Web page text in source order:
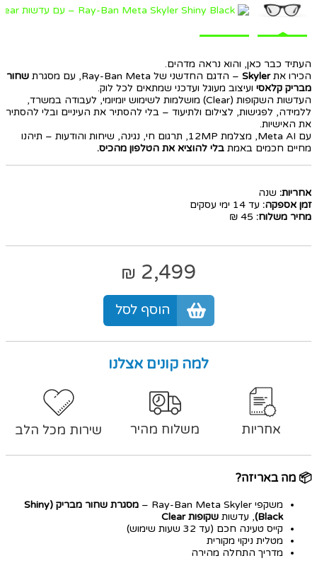
העתיד כבר כאן, והוא נראה מדהים.
הכירו אתSkyler – הדגם החדשני של Ray-Ban Meta, עם מסגרת
שחור
מבריק קלאסי ועיצוב מעוגל ועדכני שמתאים לכל לוק.
העדשות השקופות (Clear) מושלמות לשימוש יומיומי, לעבודה במשרד,
ללמידה, לפגישות, לצילום ולתיעוד – בלי להסתיר את העיניים ובלי להסתיר
את האישיות.
עם Meta AI, מצלמת 12MP, תרגום חי, נגינה, שיחות והודעות – תיהנו
מחיים חכמים באמת בלי להוציא את הטלפון מהכיס.
אחריות: שנה
זמן אספקה: עד 14 ימי עסקים
מחיר משלוח: 45 ₪
2,499
₪
הוסף לסל
למה קונים אצלנו
אחריות משלוח מהיר שירות מכל הלב
📦 מה באריזה?
משקפי Ray-Ban Meta Skyler –
מסגרת שחור מבריק (Shiny
Black) , עדשות שקופות Clear
קייס טעינה חכם (עד 32 שעות שימוש)
מטלית ניקוי מקורית
מדריך התחלה מהירה